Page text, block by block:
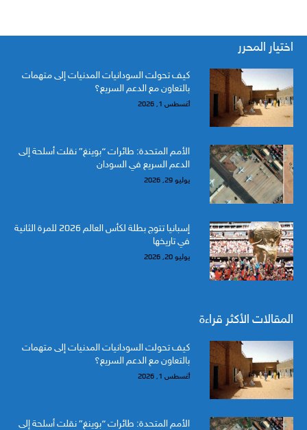
اختيار المحرر
كيف تحولت السودانيات المدنيات إلى متهمات
بالتعاون مع الدعم السريع؟
أغسطس 1, 2026
الأمم المتحدة: طائرات “بوينغ” نقلت أسلحة إلى
الدعم السريع في السودان
يوليو 29, 2026
إسبانيا تتوج بطلة لكأس العالم 2026 للمرة الثانية
في تاريخها
يوليو 20, 2026
المقالات الأكثر قراءة
كيف تحولت السودانيات المدنيات إلى متهمات
بالتعاون مع الدعم السريع؟
أغسطس 1, 2026
الأمم المتحدة: طائرات “بوينغ” نقلت أسلحة إلى